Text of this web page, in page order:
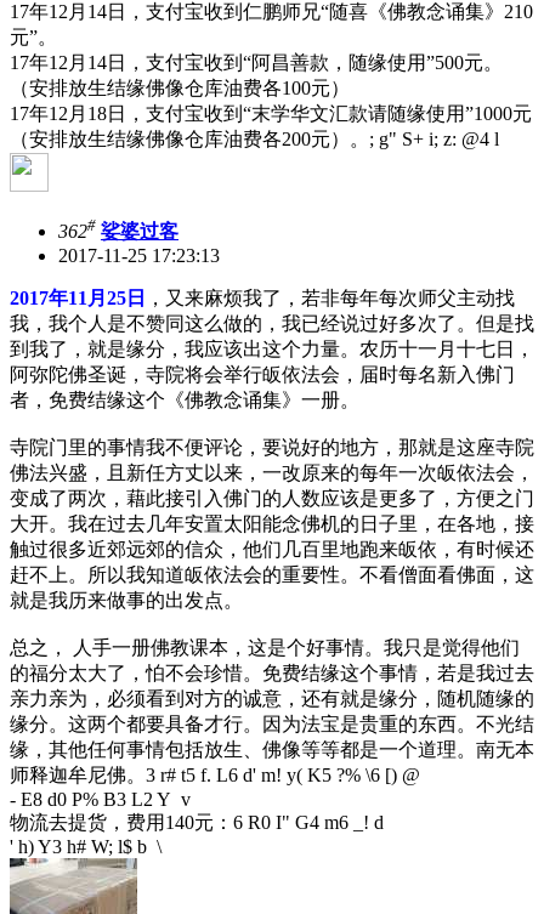
17年12月14日，支付宝收到仁鹏师兄“随喜《佛教念诵集》210
元”。
17年12月14日，支付宝收到“阿昌善款，随缘使用”500元。
（安排放生结缘佛像仓库油费各100元）
17年12月18日，支付宝收到“末学华文汇款请随缘使用”1000元
（安排放生结缘佛像仓库油费各200元）。 ; g" S+ i; z: @4 l
362# 娑婆过客
2017-11-25 17:23:13
2017年11月25日
，又来麻烦我了，若非每年每次师父主动找
我，我个人是不赞同这么做的，我已经说过好多次了。但是找
到我了，就是缘分，我应该出这个力量。农历十一月十七日，
阿弥陀佛圣诞，寺院将会举行皈依法会，届时每名新入佛门
者，免费结缘这个《佛教念诵集》一册。
寺院门里的事情我不便评论，要说好的地方，那就是这座寺院
佛法兴盛，且新任方丈以来，一改原来的每年一次皈依法会，
变成了两次，藉此接引入佛门的人数应该是更多了，方便之门
大开。我在过去几年安置太阳能念佛机的日子里，在各地，接
触过很多近郊远郊的信众，他们几百里地跑来皈依，有时候还
赶不上。所以我知道皈依法会的重要性。不看僧面看佛面，这
就是我历来做事的出发点。
总之， 人手一册佛教课本，这是个好事情。我只是觉得他们
的福分太大了，怕不会珍惜。免费结缘这个事情，若是我过去
亲力亲为，必须看到对方的诚意，还有就是缘分，随机随缘的
缘分。这两个都要具备才行。因为法宝是贵重的东西。不光结
缘，其他任何事情包括放生、佛像等等都是一个道理。南无本
师释迦牟尼佛。 3 r# t5 f. L6 d' m! y( K5 ?% \6 [) @
- E8 d0 P% B3 L2 Y v
物流去提货，费用140元： 6 R0 I" G4 m6 _! d
' h) Y3 h# W; l$ b \